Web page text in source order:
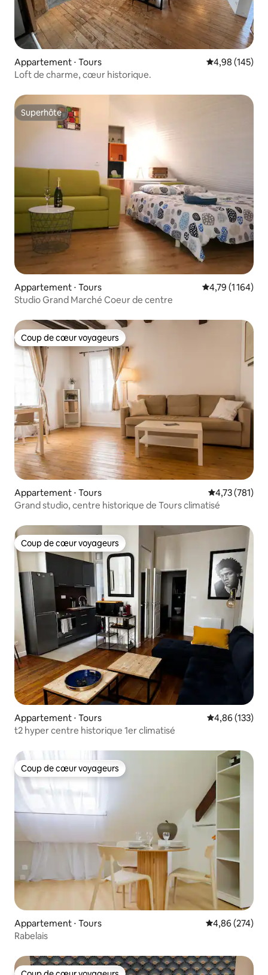
Appartement ⋅ Tours Évaluation
4,98 (145)
Loft de charme, cœur historique.
Superhôte
Superhôte
Appartement ⋅ Tours Évaluation
4,79 (1 164)
Studio Grand Marché Coeur de centre
Coup de cœur voyageurs
Coup de cœur voyageurs
Appartement ⋅ Tours Évaluation
4,73 (781)
Grand studio, centre historique de Tours climatisé
Coup de cœur voyageurs
Coup de cœur voyageurs
Appartement ⋅ Tours Évaluation
4,86 (133)
t2 hyper centre historique 1er climatisé
Coup de cœur voyageurs
Coup de cœur voyageurs
Appartement ⋅ Tours Évaluation
4,86 (274)
Rabelais